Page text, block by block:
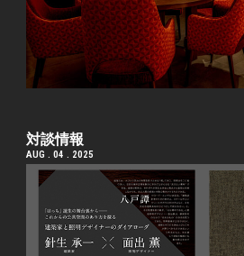
対談情報
AUG . 04 . 2025